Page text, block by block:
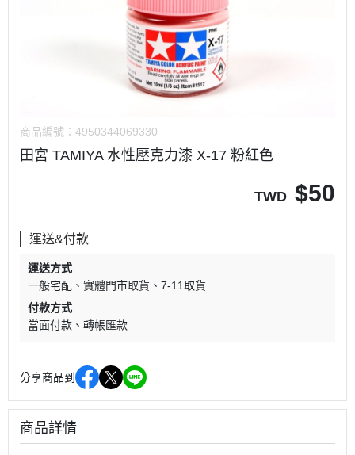
商品編號： 4950344069330
田宮 TAMIYA 水性壓克力漆 X-17 粉紅色
TWD $50
運送&付款
運送方式
一般宅配
實體門市取貨
7-11取貨
付款方式
當面付款
轉帳匯款
分享商品到
商品詳情